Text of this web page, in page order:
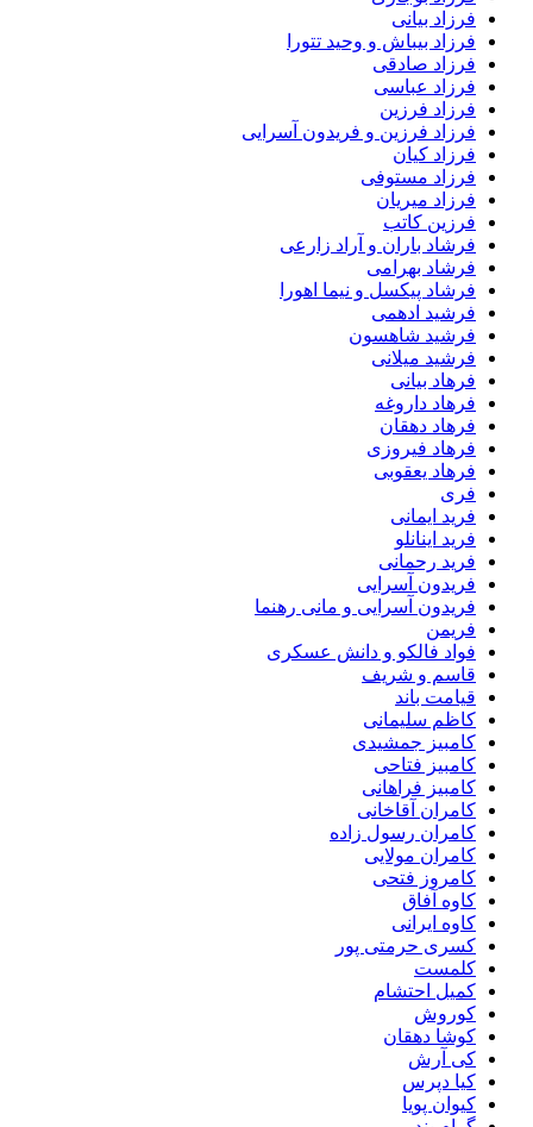
فرزاد بیانی
فرزاد بیباش و وحید تتورا
فرزاد صادقی
فرزاد عباسی
فرزاد فرزین
فرزاد فرزین و فریدون آسرایی
فرزاد کیان
فرزاد مستوفی
فرزاد میریان
فرزین کاتب
فرشاد باران و آراد زارعی
فرشاد بهرامی
فرشاد پیکسل و نیما اهورا
فرشید ادهمی
فرشید شاهسون
فرشید میلانی
فرهاد بیانی
فرهاد داروغه
فرهاد دهقان
فرهاد فیروزی
فرهاد یعقوبی
فری
فرید ایمانی
فرید اینانلو
فرید رحمانی
فریدون آسرایی
فریدون آسرایی و مانی رهنما
فریمن
فواد فالکو و دانش عسکری
قاسم و شریف
قیامت باند
کاظم سلیمانی
کامبیز جمشیدی
کامبیز فتاحی
کامبیز فراهانی
کامران آقاخانی
کامران رسول زاده
کامران مولایی
کامروز فتحی
کاوه آفاق
کاوه ایرانی
کسری حرمتی پور
کلمست
کمیل احتشام
کوروش
کوشا دهقان
کی آرش
کیا دپرس
کیوان پویا